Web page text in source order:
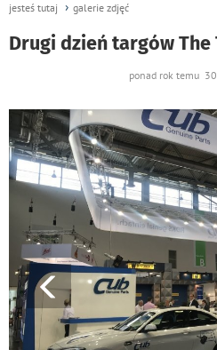
jesteś tutaj galerie zdjęć
Drugi dzień targów The
ponad rok temu